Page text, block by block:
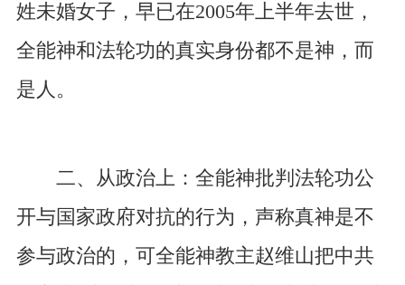
姓未婚女子，早已在2005年上半年去世，
全能神和法轮功的真实身份都不是神，而
是人。
二、从政治上：全能神批判法轮功公
开与国家政府对抗的行为，声称真神是不
参与政治的，可全能神教主赵维山把中共